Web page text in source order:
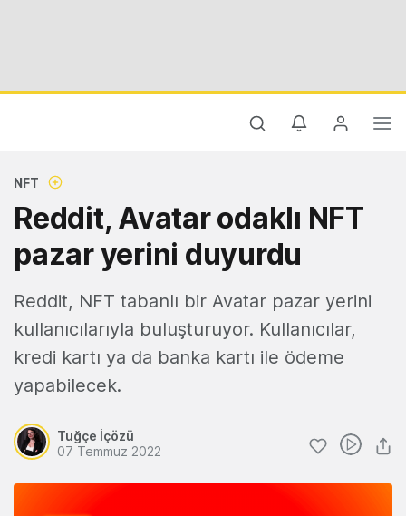
NFT
Reddit, Avatar odaklı NFT
pazar yerini duyurdu
Reddit, NFT tabanlı bir Avatar pazar yerini
kullanıcılarıyla buluşturuyor. Kullanıcılar,
kredi kartı ya da banka kartı ile ödeme
yapabilecek.
Tuğçe İçözü
07 Temmuz 2022